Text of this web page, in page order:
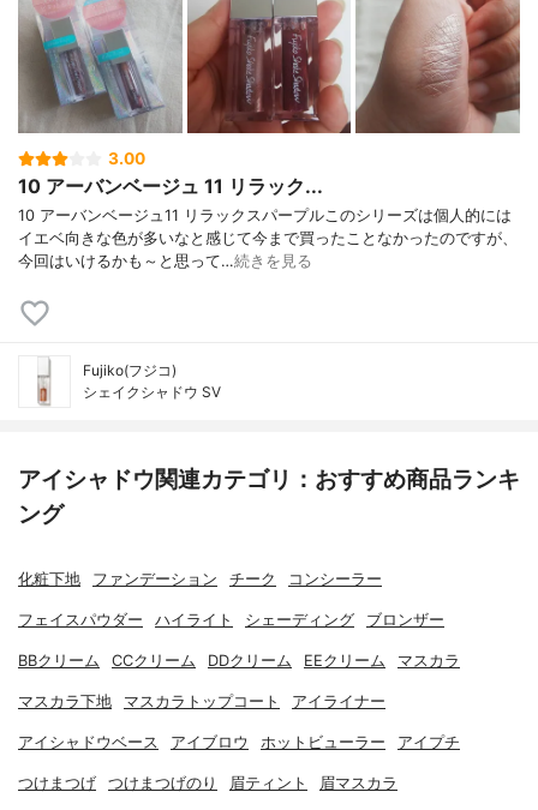
3.00
10 アーバンベージュ 11 リラック...
10 アーバンベージュ11 リラックスパープルこのシリーズは個人的には
イエベ向きな色が多いなと感じて今まで買ったことなかったのですが、
今回はいけるかも～と思って…続きを見る
Fujiko(フジコ)
シェイクシャドウ SV
アイシャドウ関連カテゴリ：おすすめ商品ランキ
ング
化粧下地 ファンデーション チーク コンシーラー
フェイスパウダー ハイライト シェーディング ブロンザー
BBクリーム CCクリーム DDクリーム EEクリーム マスカラ
マスカラ下地 マスカラトップコート アイライナー
アイシャドウベース アイブロウ ホットビューラー アイプチ
つけまつげ つけまつげのり 眉ティント 眉マスカラ